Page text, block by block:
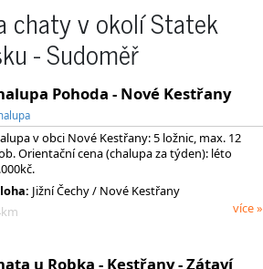
chaty v okolí Statek
- Sudoměř
Pohoda - Nové Kestřany
v obci Nové Kestřany: 5 ložnic, max. 12
Orientační cena (chalupa za týden): léto
Jižní Čechy / Nové Kestřany
více »
u Robka - Kestřany - Zátaví